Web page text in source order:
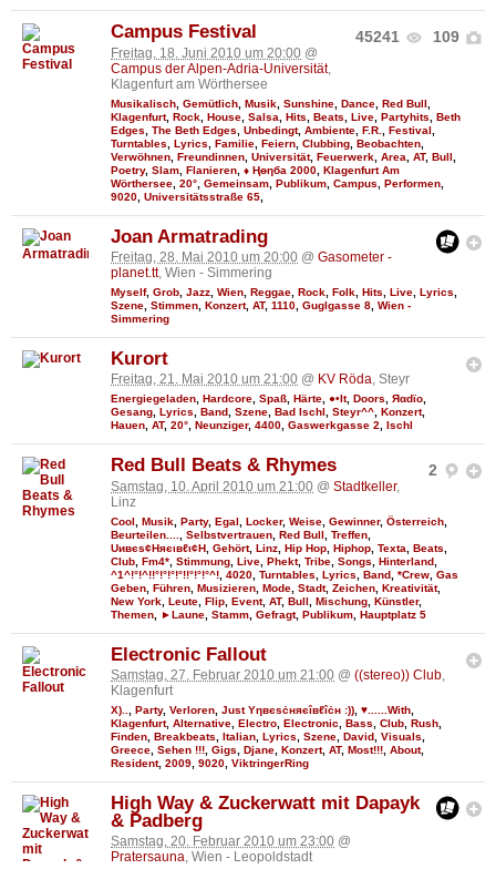
45241 109
Campus Festival
Freitag, 18. Juni 2010 um 20:00 @
Campus der Alpen-Adria-Universität,
Klagenfurt am Wörthersee
Musikalisch Gemütlich Musik Sunshine Dance Red Bull
Klagenfurt, Rock House Salsa Hits Beats Live Partyhits
Beth
Edges
The Beth Edges Unbedingt, Ambiente F.R. Festival
Turntables
Lyrics Familie Feiern Clubbing Beobachten
Verwöhnen Freundinnen Universität, Feuerwerk Area AT, Bull
Poetry, Slam Flanieren ♦ Ңөηба 2000 Klagenfurt Am
Wörthersee 20° Gemeinsam Publikum Campus Performen
9020 Universitätsstraße 65
Joan Armatrading
Freitag, 28. Mai 2010 um 20:00 @ Gasometer -
planet.tt, Wien - Simmering
Myself, Grob Jazz Wien Reggae Rock Folk Hits Live Lyrics
Szene Stimmen Konzert, AT, 1110 Guglgasse 8 Wien -
Simmering
Kurort
Freitag, 21. Mai 2010 um 21:00 @ KV Röda, Steyr
Energiegeladen, Hardcore, Spaß, Härte, ●•It, Doors, Яαdϊo,
Gesang, Lyrics, Band, Szene, Bad Ischl, Steyr^^, Konzert,
Hauen, AT, 20°, Neunziger, 4400, Gaswerkgasse 2, Ischl
2
Red Bull Beats & Rhymes
Samstag, 10. April 2010 um 21:00 @ Stadtkeller,
Linz
Cool Musik Party, Egal Locker, Weise Gewinner, Österreich
Beurteilen....
Selbstvertrauen Red Bull Treffen
Uивєs¢Няєιвℓι¢Н Gehört, Linz Hip Hop Hiphop Texta Beats
Club Fm4* Stimmung Live Phekt, Tribe Songs Hinterland
^1^!°!^!!°!°!°!°!!°!°!°^! 4020 Turntables Lyrics Band *Crew Gas
Geben Führen Musizieren Mode Stadt, Zeichen Kreativität,
New York Leute Flip Event, AT, Bull Mischung Künstler,
Themen
►Laune Stamm Gefragt, Publikum Hauptplatz 5
Electronic Fallout
Samstag, 27. Februar 2010 um 21:00 @ ((stereo)) Club,
Klagenfurt
X).. Party, Verloren Just Υηвєѕċняєîвℓîċн :)) ♥......With
Klagenfurt, Alternative Electro Electronic Bass Club Rush
Finden Breakbeats Italian Lyrics Szene David Visuals
Greece Sehen !!! Gigs Djane Konzert, AT, Most!!! About,
Resident, 2009 9020 ViktringerRing
High Way & Zuckerwatt mit Dapayk
& Padberg
Samstag, 20. Februar 2010 um 23:00 @
Pratersauna, Wien - Leopoldstadt